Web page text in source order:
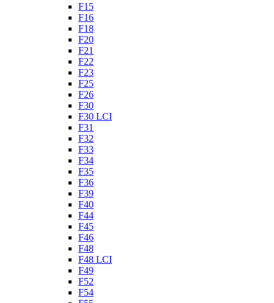
F15
F16
F18
F20
F21
F22
F23
F25
F26
F30
F30 LCI
F31
F32
F33
F34
F35
F36
F39
F40
F44
F45
F46
F48
F48 LCI
F49
F52
F54